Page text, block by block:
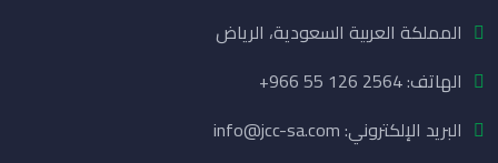
المملكة العربية السعودية، الرياض
الهاتف:+966 55 126 2564
البريد الإلكتروني: info@jcc-sa.com